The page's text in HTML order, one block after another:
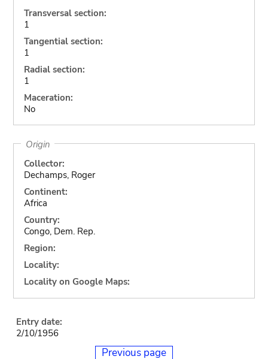
Transversal section:
1
Tangential section:
1
Radial section:
1
Maceration:
No
Origin
Collector:
Dechamps, Roger
Continent:
Africa
Country:
Congo, Dem. Rep.
Region:
Locality:
Locality on Google Maps:
Entry date:
2/10/1956
Previous page